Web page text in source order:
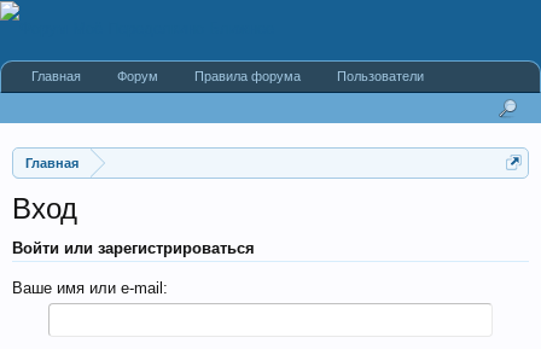
Главная
Вход
Войти или зарегистрироваться
Ваше имя или e-mail:
Главная Форум Правила форума Пользователи